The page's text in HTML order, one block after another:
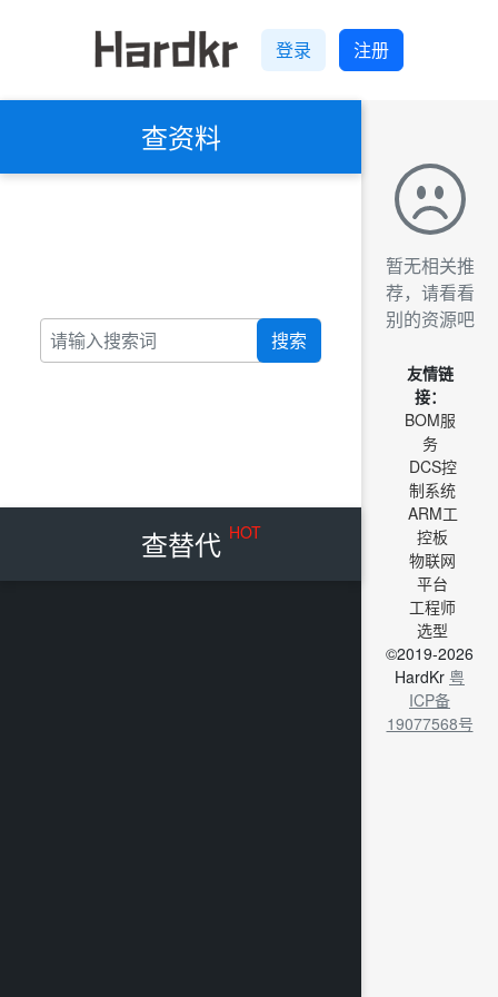
登录 注册
查资料
搜索
查替代 HOT
暂无相关推
荐，请看看
别的资源吧
友情链
接：
BOM服
务
DCS控
制系统
ARM工
控板
物联网
平台
工程师
选型
©2019-2026
HardKr 粤
ICP备
19077568号